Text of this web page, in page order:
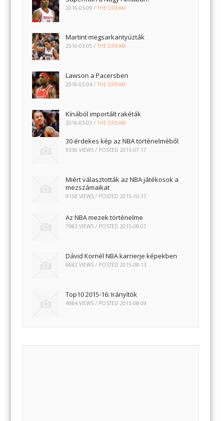
2016-03-09 /THE DREAM
Martint megsarkantyúzták
2016-03-05 /THE DREAM
Lawson a Pacersben
2016-03-04 /THE DREAM
Kínából importált rakéták
2016-03-03 /THE DREAM
30 érdekes kép az NBA történelméből
9336 VIEWS / POSTED2015-07-17
Miért választották az NBA játékosok a
mezszámaikat
9158 VIEWS / POSTED 2015-10-17
Az NBA mezek történelme
7983 VIEWS / POSTED2015-08-07
Dávid Kornél NBA karrierje képekben
6682 VIEWS / POSTED2015-08-13
Top10 2015-16: Irányítók
4984 VIEWS / POSTED2015-08-09